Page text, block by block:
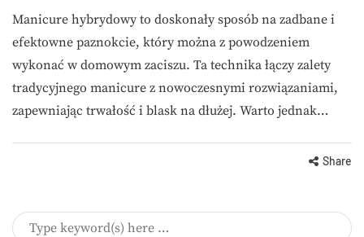
Manicure hybrydowy to doskonały sposób na zadbane i
efektowne paznokcie, który można z powodzeniem
wykonać w domowym zaciszu. Ta technika łączy zalety
tradycyjnego manicure z nowoczesnymi rozwiązaniami,
zapewniając trwałość i blask na dłużej. Warto jednak…
Share